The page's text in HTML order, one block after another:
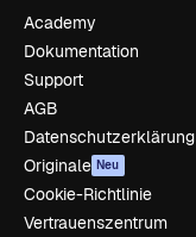
Academy
Dokumentation
Support
AGB
Datenschutzerklärung
Originale Neu
Cookie-Richtlinie
Vertrauenszentrum